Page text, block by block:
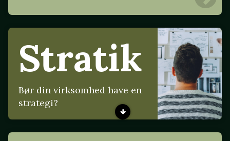
Stratik
Bør din virksomhed have en
strategi?